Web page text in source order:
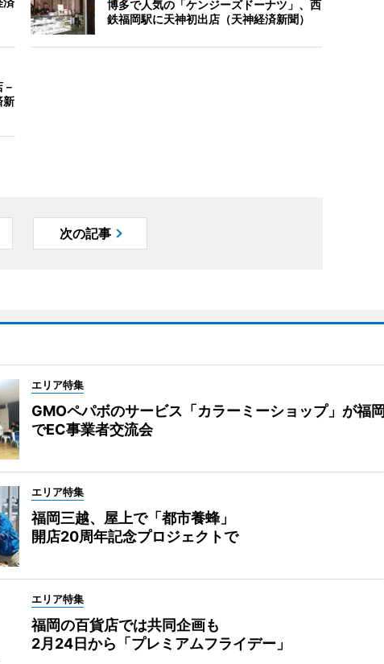
博多で人気の「ケンジーズドーナツ」、西
鉄福岡駅に天神初出店（天神経済新聞）
新
次の記事
エリア特集
GMOペパボのサービス「カラーミーショップ」が福岡
でEC事業者交流会
エリア特集
福岡三越、屋上で「都市養蜂」
開店20周年記念プロジェクトで
エリア特集
福岡の百貨店では共同企画も
2月24日から「プレミアムフライデー」